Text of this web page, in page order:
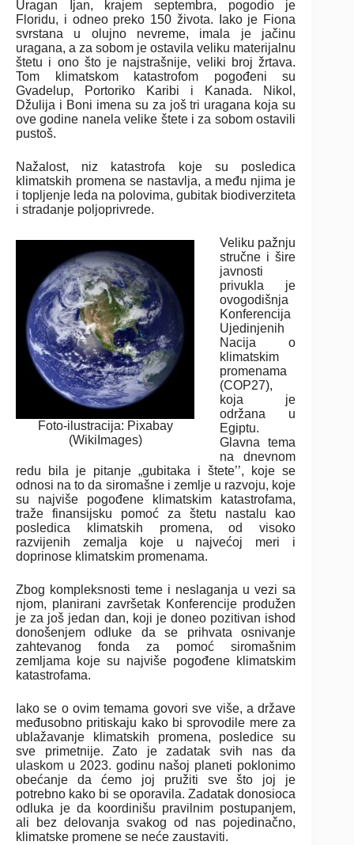
Uragan Ijan, krajem septembra, pogodio je
Floridu, i odneo preko 150 života. Iako je Fiona
svrstana u olujno nevreme, imala je jačinu
uragana, a za sobom je ostavila veliku materijalnu
štetu i ono što je najstrašnije, veliki broj žrtava.
Tom klimatskom katastrofom pogođeni su
Gvadelup, Portoriko Karibi i Kanada. Nikol,
Džulija i Boni imena su za još tri uragana koja su
ove godine nanela velike štete i za sobom ostavili
pustoš.
Nažalost, niz katastrofa koje su posledica
klimatskih promena se nastavlja, a među njima je
i topljenje leda na polovima, gubitak biodiverziteta
i stradanje poljoprivrede.
Foto-ilustracija: Pixabay
(WikiImages)
Veliku pažnju
stručne i šire
javnosti
privukla je
ovogodišnja
Konferencija
Ujedinjenih
Nacija o
klimatskim
promenama
(COP27),
koja je
održana u
Egiptu.
Glavna tema
na dnevnom
redu bila je pitanje „gubitaka i štete’’, koje se
odnosi na to da siromašne i zemlje u razvoju, koje
su najviše pogođene klimatskim katastrofama,
traže finansijsku pomoć za štetu nastalu kao
posledica klimatskih promena, od visoko
razvijenih zemalja koje u najvećoj meri i
doprinose klimatskim promenama.
Zbog kompleksnosti teme i neslaganja u vezi sa
njom, planirani završetak Konferencije produžen
je za još jedan dan, koji je doneo pozitivan ishod
donošenjem odluke da se prihvata osnivanje
zahtevanog fonda za pomoć siromašnim
zemljama koje su najviše pogođene klimatskim
katastrofama.
Iako se o ovim temama govori sve više, a države
međusobno pritiskaju kako bi sprovodile mere za
ublažavanje klimatskih promena, posledice su
sve primetnije. Zato je zadatak svih nas da
ulaskom u 2023. godinu našoj planeti poklonimo
obećanje da ćemo joj pružiti sve što joj je
potrebno kako bi se oporavila. Zadatak donosioca
odluka je da koordinišu pravilnim postupanjem,
ali bez delovanja svakog od nas pojedinačno,
klimatske promene se neće zaustaviti.